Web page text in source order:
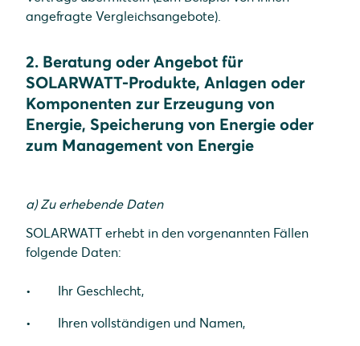
angefragte Vergleichsangebote).
2. Beratung oder Angebot für
SOLARWATT-Produkte, Anlagen oder
Komponenten zur Erzeugung von
Energie, Speicherung von Energie oder
zum Management von Energie
a) Zu erhebende Daten
SOLARWATT erhebt in den vorgenannten Fällen
folgende Daten:
Ihr Geschlecht,
Ihren vollständigen und Namen,